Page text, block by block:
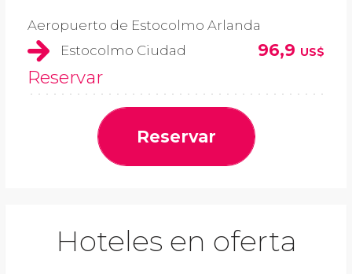
Aeropuerto de Estocolmo Arlanda
Estocolmo Ciudad
96,9 US$
Reservar
Reservar
Hoteles en oferta